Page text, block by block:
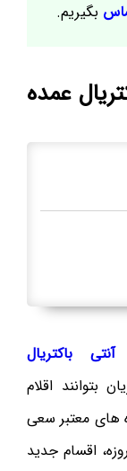
بگیریم.
عمده
باکتریال
بتوانند اقلام
های معتبر سعی
اقسام جدید